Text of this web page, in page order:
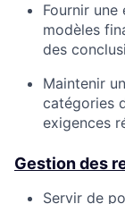
Fournir une
modèles
des
Maintenir
catégories
exigences
Gestion des
Servir de